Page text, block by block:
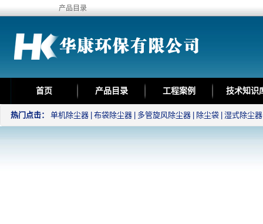
产品目录
首页 产品目录 工程案例 技术知识
热门点击： 单机除尘器 布袋除尘器 多管旋风除尘器 除尘袋 湿式除尘器